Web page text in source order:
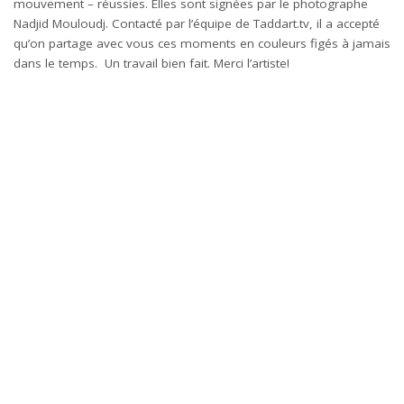
mouvement – réussies. Elles sont signées par le photographe
Nadjid Mouloudj. Contacté par l’équipe de Taddart.tv, il a accepté
qu’on partage avec vous ces moments en couleurs figés à jamais
dans le temps. Un travail bien fait. Merci l’artiste!